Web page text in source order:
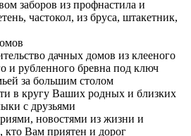
заборов из профнастила и
частокол, из бруса, штакетник,
дачных домов из клееного
и рубленного бревна под ключ
за большим столом
в кругу Ваших родных и близких
с друзьями
новостями из жизни и
кто Вам приятен и дорог